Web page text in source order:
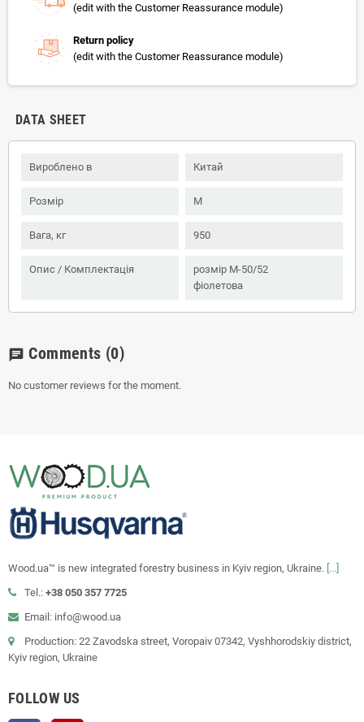
(edit with the Customer Reassurance module)
Return policy
(edit with the Customer Reassurance module)
DATA SHEET
Вироблено в Китай
Розмір M
Вага, кг 950
Опис / Комплектація
розмір M-50/52
фіолетова
chat Comments (0)
No customer reviews for the moment.
Wood.ua™ is new integrated forestry business in Kyiv region, Ukraine. [...]
Tel.: +38 050 357 7725
Email: info@wood.ua
Production: 22 Zavodska street, Voropaiv 07342, Vyshhorodskiy district,
Kyiv region, Ukraine
FOLLOW US